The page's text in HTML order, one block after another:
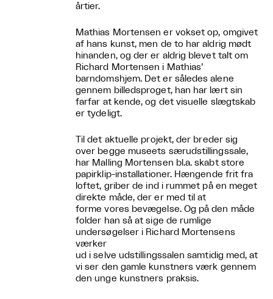
årtier.
Mathias Mortensen er vokset op, omgivet
af hans kunst, men de to har aldrig mødt
hinanden, og der er aldrig blevet talt om
Richard Mortensen i Mathias’
barndomshjem. Det er således alene
gennem billedsproget, han har lært sin
farfar at kende, og det visuelle slægtskab
er tydeligt.
Til det aktuelle projekt, der breder sig
over begge museets særudstillingssale,
har Malling Mortensen bl.a. skabt store
papirklip-installationer. Hængende frit fra
loftet, griber de ind i rummet på en meget
direkte måde, der er med til at
forme vores bevægelse. Og på den måde
folder han så at sige de rumlige
undersøgelser i Richard Mortensens
værker
ud i selve udstillingssalen samtidig med, at
vi ser den gamle kunstners værk gennem
den unge kunstners praksis.